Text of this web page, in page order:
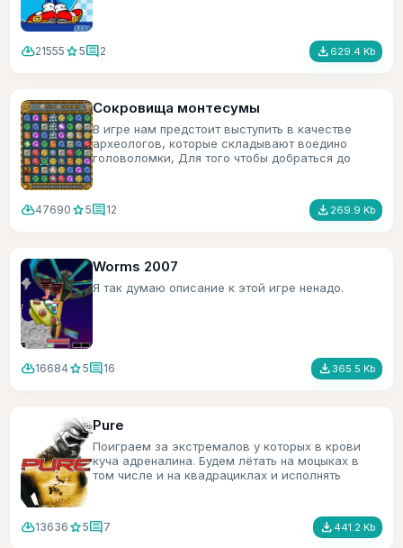
cloud_download21555 star5comment2 file_download 629.4 Kb
Сокровища монтесумы
В игре нам предстоит выступить в качестве
археологов, которые складывают воедино
головоломки, Для того чтобы добраться до
cloud_download47690 star5comment12 file_download 269.9 Kb
Worms 2007
Я так думаю описание к этой игре ненадо.
cloud_download16684 star5comment16 file_download 365.5 Kb
Pure
Поиграем за экстремалов у которых в крови
куча адреналина. Будем лётать на моцыках в
том числе и на квадрациклах и исполнять
cloud_download13636 star5comment7 file_download 441.2 Kb